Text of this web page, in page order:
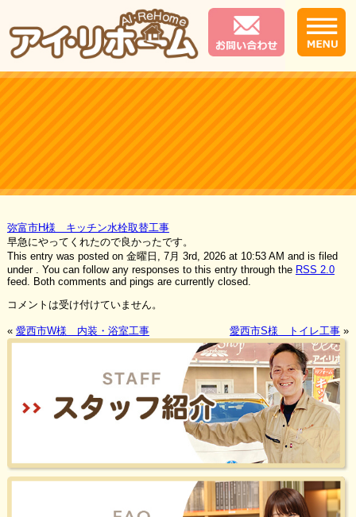
弥富市H様 キッチン水栓取替工事
早急にやってくれたので良かったです。
This entry was posted on 金曜日, 7月 3rd, 2026 at 10:53 AM and is filed
under . You can follow any responses to this entry through the RSS 2.0
feed. Both comments and pings are currently closed.
コメントは受け付けていません。
« 愛西市W様 内装・浴室工事 愛西市S様 トイレ工事 »